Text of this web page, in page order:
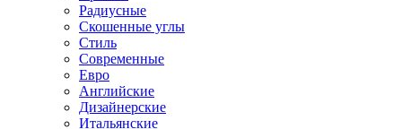
Радиусные
Скошенные углы
Стиль
Современные
Евро
Английские
Дизайнерские
Итальянские